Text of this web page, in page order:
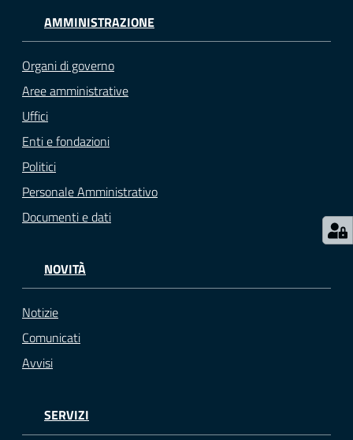
argomenti
Seguici
AMMINISTRAZIONE
Organi di governo
Aree amministrative
Uffici
Enti e fondazioni
Politici
Personale Amministrativo
Documenti e dati
NOVITÀ
Notizie
Comunicati
Avvisi
SERVIZI